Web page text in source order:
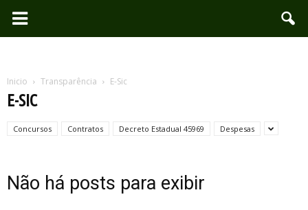
Inicio Transparência E-Sic
E-SIC
Concursos Contratos Decreto Estadual 45969 Despesas
Não há posts para exibir